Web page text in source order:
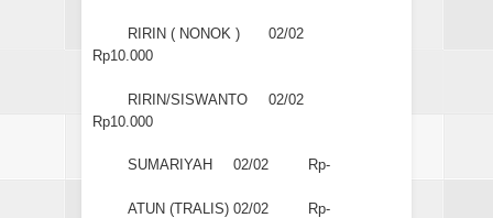
RIRIN ( NONOK )
02/02
Rp10.000
RIRIN/SISWANTO
02/02
Rp10.000
SUMARIYAH 02/02 Rp-
ATUN (TRALIS) 02/02 Rp-